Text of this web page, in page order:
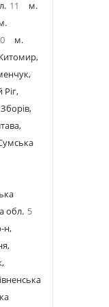
11
м.
м.
обл. 5
н,